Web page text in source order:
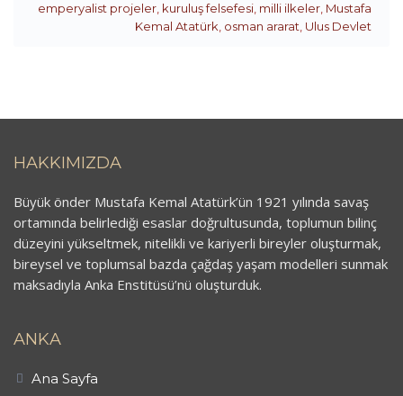
emperyalist projeler, kuruluş felsefesi, milli ilkeler, Mustafa
Kemal Atatürk, osman ararat, Ulus Devlet
HAKKIMIZDA
Büyük önder Mustafa Kemal Atatürk’ün 1921 yılında savaş
ortamında belirlediği esaslar doğrultusunda, toplumun bilinç
düzeyini yükseltmek, nitelikli ve kariyerli bireyler oluşturmak,
bireysel ve toplumsal bazda çağdaş yaşam modelleri sunmak
maksadıyla Anka Enstitüsü’nü oluşturduk.
ANKA
Ana Sayfa